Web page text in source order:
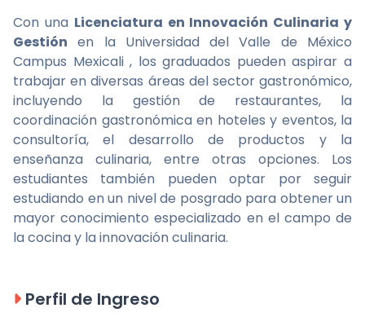
Con una Licenciatura en Innovación Culinaria y
Gestión en la Universidad del Valle de México
Campus Mexicali , los graduados pueden aspirar a
trabajar en diversas áreas del sector gastronómico,
incluyendo la gestión de restaurantes, la
coordinación gastronómica en hoteles y eventos, la
consultoría, el desarrollo de productos y la
enseñanza culinaria, entre otras opciones. Los
estudiantes también pueden optar por seguir
estudiando en un nivel de posgrado para obtener un
mayor conocimiento especializado en el campo de
la cocina y la innovación culinaria.
Perfil de Ingreso